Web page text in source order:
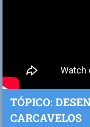
TÓPICO:
CARCAVELOS